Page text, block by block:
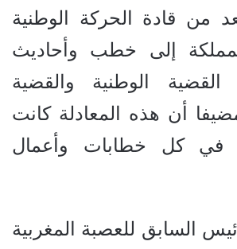
من قادة الحركة الوطنية
إلى خطب وأحاديث
الوطنية والقضية
أن هذه المعادلة كانت
في كل خطابات وأعمال
السابق للعصبة المغربية